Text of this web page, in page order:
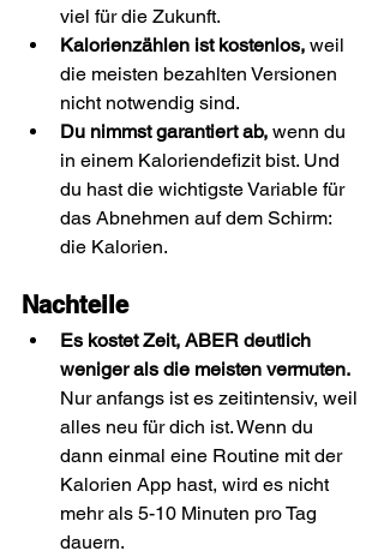
viel für die Zukunft.
Kalorienzählen ist kostenlos, weil
die meisten bezahlten Versionen
nicht notwendig sind.
Du nimmst garantiert ab, wenn du
in einem Kaloriendefizit bist. Und
du hast die wichtigste Variable für
das Abnehmen auf dem Schirm:
die Kalorien.
Nachteile
Es kostet Zeit, ABER deutlich
weniger als die meisten vermuten.
Nur anfangs ist es zeitintensiv, weil
alles neu für dich ist. Wenn du
dann einmal eine Routine mit der
Kalorien App hast, wird es nicht
mehr als 5-10 Minuten pro Tag
dauern.